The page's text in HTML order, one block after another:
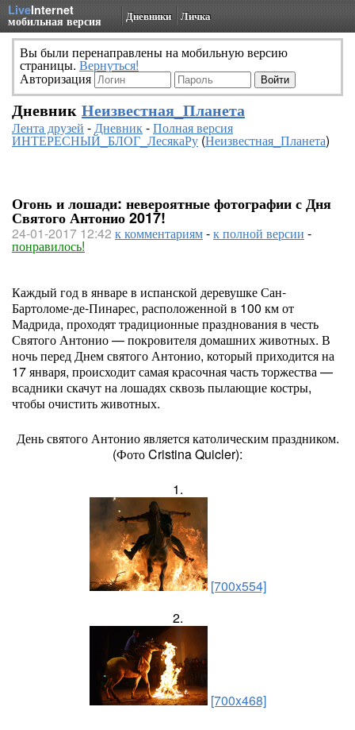
LiveInternet
мобильная версия Дневники Личка
Вы были перенаправлены на мобильную версию
страницы. Вернуться!
Авторизация
Дневник Неизвестная_Планета
Лента друзей -Дневник-Полная версия
ИНТЕРЕСНЫЙ_БЛОГ_ЛесякаРу(Неизвестная_Планета)
Огонь и лошади: невероятные фотографии с Дня
Святого Антонио 2017!
24-01-2017 12:42 к комментариям-к полной версии -
понравилось!
Каждый год в январе в испанской деревушке Сан-
Бартоломе-де-Пинарес, расположенной в 100 км от
Мадрида, проходят традиционные празднования в честь
Святого Антонио — покровителя домашних животных. В
ночь перед Днем святого Антонио, который приходится на
17 января, происходит самая красочная часть торжества —
всадники скачут на лошадях сквозь пылающие костры,
чтобы очистить животных.
День святого Антонио является католическим праздником.
(Фото Cristina Quicler):
1.
[700x554]
2.
[700x468]